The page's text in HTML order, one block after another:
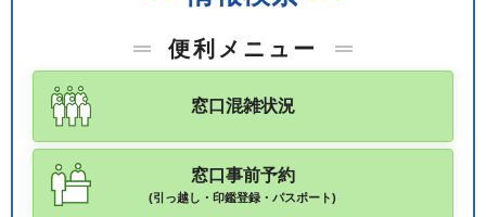
便利メニュー
窓口混雑状況
窓口事前予約
(引っ越し・印鑑登録・パスポート)